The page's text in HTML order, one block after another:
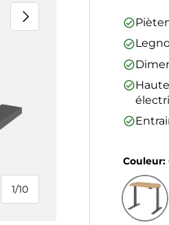
1/
de
10
Suivant
Couleur: